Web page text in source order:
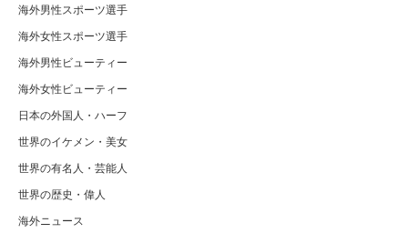
海外男性スポーツ選手
海外女性スポーツ選手
海外男性ビューティー
海外女性ビューティー
日本の外国人・ハーフ
世界のイケメン・美女
世界の有名人・芸能人
世界の歴史・偉人
海外ニュース